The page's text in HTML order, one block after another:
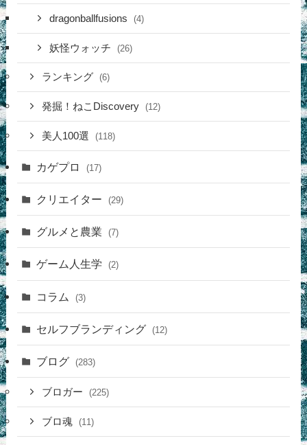
dragonballfusions (4)
妖怪ウォッチ (26)
ランキング (6)
発掘！ねこDiscovery (12)
美人100選 (118)
カゲプロ (17)
クリエイター (29)
グルメと農業 (7)
ゲーム人生学 (2)
コラム (3)
セルフブランディング (12)
ブログ (283)
ブロガー (225)
ブロ魂 (11)